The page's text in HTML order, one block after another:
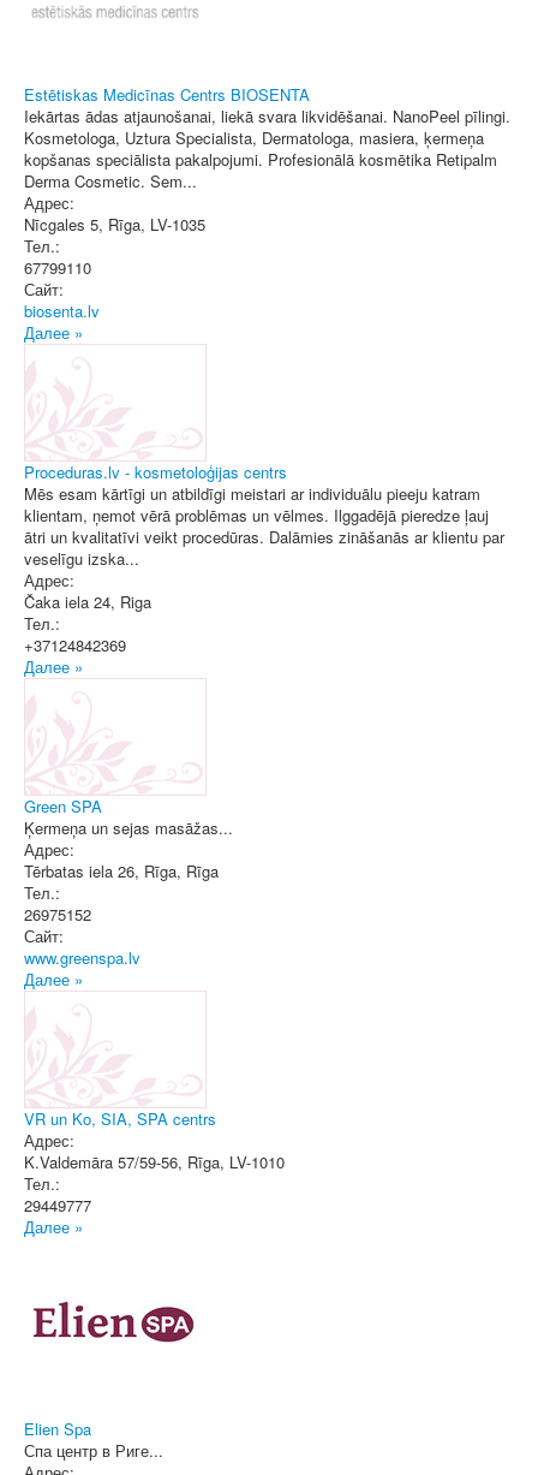
Estētiskas Medicīnas Centrs BIOSENTA
Iekārtas ādas atjaunošanai, liekā svara likvidēšanai. NanoPeel pīlingi.
Kosmetologa, Uztura Specialista, Dermatologa, masiera, ķermeņa
kopšanas speciālista pakalpojumi. Profesionālā kosmētika Retipalm
Derma Cosmetic. Sem...
Адрес:
Nīcgales 5, Rīga, LV-1035
Тел.:
67799110
Сайт:
biosenta.lv
Далее »
Proceduras.lv - kosmetoloģijas centrs
Mēs esam kārtīgi un atbildīgi meistari ar individuālu pieeju katram
klientam, ņemot vērā problēmas un vēlmes. Ilggadējā pieredze ļauj
ātri un kvalitatīvi veikt procedūras. Dalāmies zināšanās ar klientu par
veselīgu izska...
Адрес:
Čaka iela 24, Riga
Тел.:
+37124842369
Далее »
Green SPA
Ķermeņa un sejas masāžas...
Адрес:
Tērbatas iela 26, Rīga, Rīga
Тел.:
26975152
Сайт:
www.greenspa.lv
Далее »
VR un Ko, SIA, SPA centrs
Адрес:
K.Valdemāra 57/59-56, Rīga, LV-1010
Тел.:
29449777
Далее »
Elien Spa
Спа центр в Риге...